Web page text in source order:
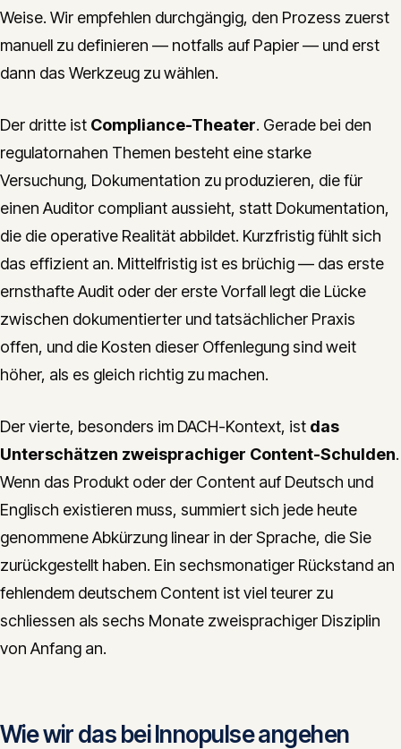
Weise. Wir empfehlen durchgängig, den Prozess zuerst
manuell zu definieren — notfalls auf Papier — und erst
dann das Werkzeug zu wählen.
Der dritte ist Compliance-Theater. Gerade bei den
regulatornahen Themen besteht eine starke
Versuchung, Dokumentation zu produzieren, die für
einen Auditor compliant aussieht, statt Dokumentation,
die die operative Realität abbildet. Kurzfristig fühlt sich
das effizient an. Mittelfristig ist es brüchig — das erste
ernsthafte Audit oder der erste Vorfall legt die Lücke
zwischen dokumentierter und tatsächlicher Praxis
offen, und die Kosten dieser Offenlegung sind weit
höher, als es gleich richtig zu machen.
Der vierte, besonders im DACH-Kontext, ist das
Unterschätzen zweisprachiger Content-Schulden.
Wenn das Produkt oder der Content auf Deutsch und
Englisch existieren muss, summiert sich jede heute
genommene Abkürzung linear in der Sprache, die Sie
zurückgestellt haben. Ein sechsmonatiger Rückstand an
fehlendem deutschem Content ist viel teurer zu
schliessen als sechs Monate zweisprachiger Disziplin
von Anfang an.
Wie wir das bei Innopulse angehen